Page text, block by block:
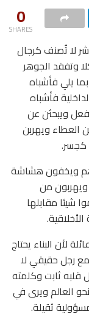
0
SHARES
لا تُصنف كرجال
وتفقد الجوهر
يلي فأشباه
فأشباه
ويبحثن عن
العطاء ويهربن
كجسر.
ويخفون هشاشة
ويهربون من
شيئا مقابلها
لأن البناء يحتاج
مع رجل حقيقي لا
ثابت وكلمته
العالم ويرى في
ثقيلة.